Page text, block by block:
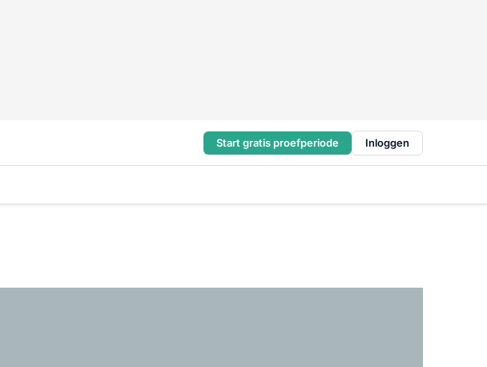
Start gratis proefperiode Inloggen